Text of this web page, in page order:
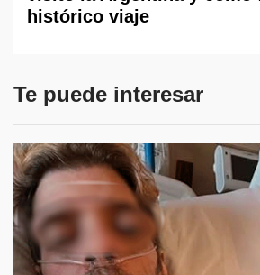
histórico viaje
Te puede interesar